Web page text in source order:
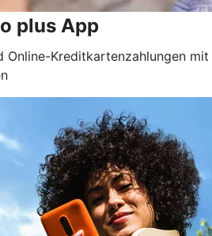
plus App
Online-Kreditkartenzahlungen mit